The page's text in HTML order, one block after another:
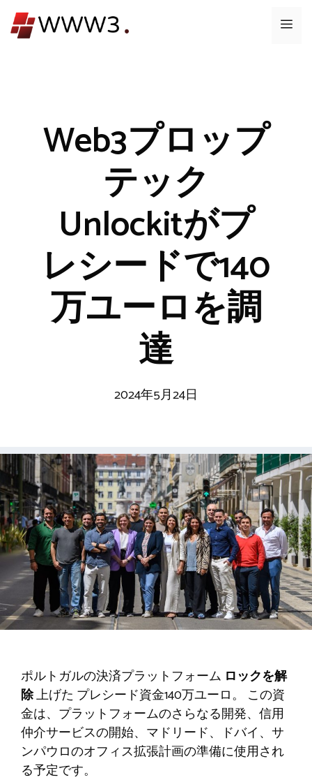
ン
メ
Web3プロップ
テック
Unlockitがプ
レシードで140
万ユーロを調
達
2024年5月24日
ポルトガルの決済プラットフォーム ロックを解
除上げた プレシード資金140万ユーロ。 この資
金は、プラットフォームのさらなる開発、信用
仲介サービスの開始、マドリード、ドバイ、サ
ンパウロのオフィス拡張計画の準備に使用され
る予定です。